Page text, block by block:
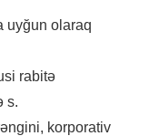
uyğun olaraq
rabitə
s.
korporativ